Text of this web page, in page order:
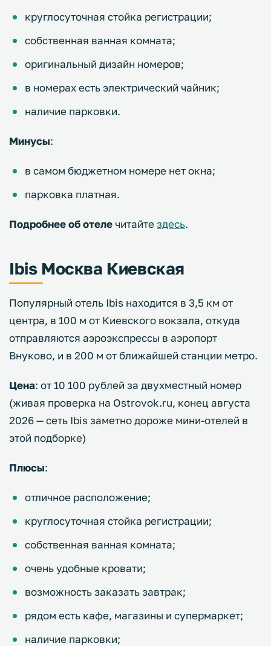
круглосуточная стойка регистрации;
собственная ванная комната;
оригинальный дизайн номеров;
в номерах есть электрический чайник;
наличие парковки.
Минусы:
в самом бюджетном номере нет окна;
парковка платная.
Подробнее об отеле читайте здесь.
Ibis Москва Киевская
Популярный отель Ibis находится в 3,5 км от
центра, в 100 м от Киевского вокзала, откуда
отправляются аэроэкспрессы в аэропорт
Внуково, и в 200 м от ближайшей станции метро.
Цена: от 10 100 рублей за двухместный номер
(живая проверка на Ostrovok.ru, конец августа
2026 — сеть Ibis заметно дороже мини-отелей в
этой подборке)
Плюсы:
отличное расположение;
круглосуточная стойка регистрации;
собственная ванная комната;
очень удобные кровати;
возможность заказать завтрак;
рядом есть кафе, магазины и супермаркет;
наличие парковки;